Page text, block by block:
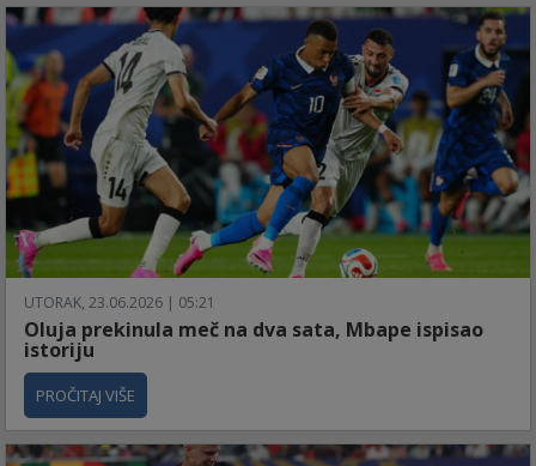
UTORAK, 23.06.2026 | 05:21
Oluja prekinula meč na dva sata, Mbape ispisao
istoriju
PROČITAJ VIŠE